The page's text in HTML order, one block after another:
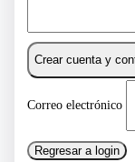
Crear cuenta y
Correo electrónico
Regresar a login